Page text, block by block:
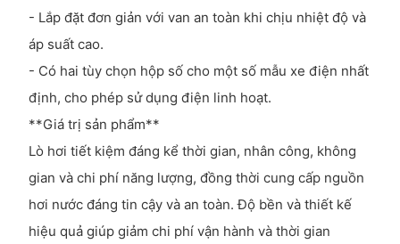
- Lắp đặt đơn giản với van an toàn khi chịu nhiệt độ và
áp suất cao.
- Có hai tùy chọn hộp số cho một số mẫu xe điện nhất
định, cho phép sử dụng điện linh hoạt.
**Giá trị sản phẩm**
Lò hơi tiết kiệm đáng kể thời gian, nhân công, không
gian và chi phí năng lượng, đồng thời cung cấp nguồn
hơi nước đáng tin cậy và an toàn. Độ bền và thiết kế
hiệu quả giúp giảm chi phí vận hành và thời gian